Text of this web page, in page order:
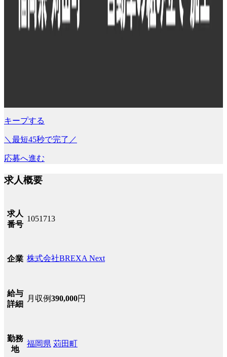
キープする
＼最短45秒で完了／
応募へ進む
求人概要
求人
番号
1051713
企業 株式会社BREXA Next
給与
詳細
月収例390,000円
勤務
地
福岡県 苅田町